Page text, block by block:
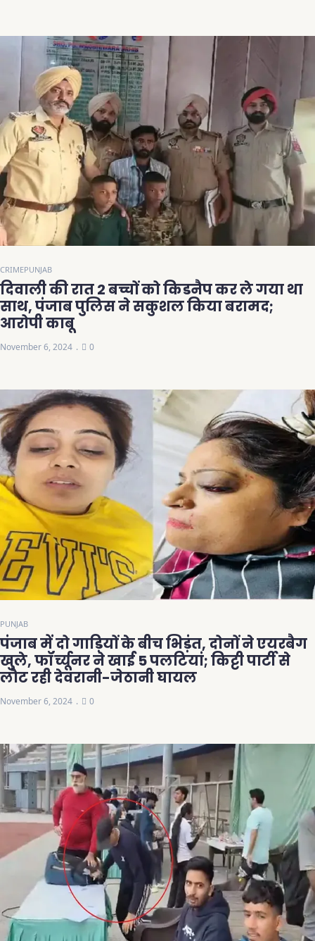
CRIMEPUNJAB
दिवाली की रात 2 बच्चों को किडनैप कर ले गया था
साथ, पंजाब पुलिस ने सकुशल किया बरामद;
आरोपी काबू
November 6, 2024 0
PUNJAB
पंजाब में दो गाड़ियों के बीच भिड़ंत, दोनों ने एयरबैग
खुले, फॉर्च्यूनर ने खाई 5 पलटियां; किट्टी पार्टी से
लौट रही देवरानी-जेठानी घायल
November 6, 2024 0